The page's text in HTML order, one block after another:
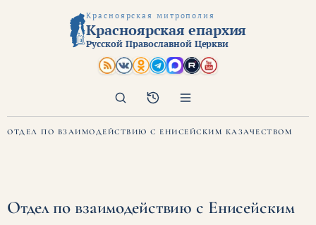
Красноярская митрополия
Красноярская епархия
Русской Православной Церкви
Архив
Поиск
ОТДЕЛ ПО ВЗАИМОДЕЙСТВИЮ С ЕНИСЕЙСКИМ КАЗАЧЕСТВОМ
Отдел по взаимодействию с Енисейским